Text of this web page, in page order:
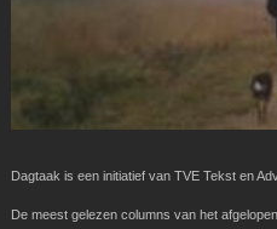
Dagtaak is een initiatief van TVE Tekst en
De meest gelezen columns van het